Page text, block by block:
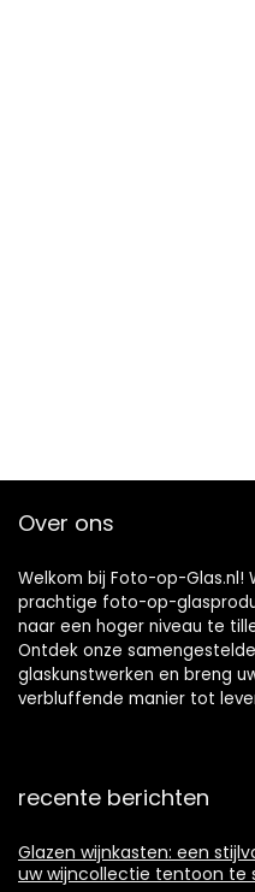
Over ons
Welkom bij Foto-op-Glas.nl!
prachtige foto-op-
naar een hoger niveau te
Ontdek onze
glaskunstwerken en breng
verbluffende manier tot
recente berichten
Glazen wijnkasten: een
uw wijncollectie tentoon te